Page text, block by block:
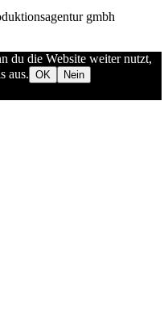
gmbh
du die Website weiter nutzt,
aus. OK
Nein